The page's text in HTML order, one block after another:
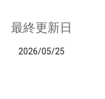
最終更新日
2026/05/25